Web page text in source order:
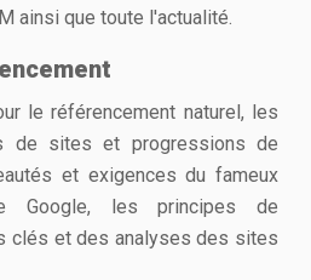
ainsi que toute l'actualité.
le référencement naturel, les
de sites et progressions de
et exigences du fameux
Google, les principes de
clés et des analyses des sites